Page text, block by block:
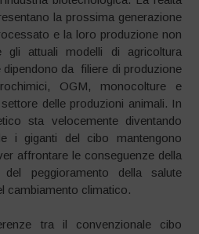
la prossima generazione
e la loro produzione non
attuali modelli di agricoltura
dipendono da filiere di produzione
OGM, monocolture e
delle produzioni animali. In
sta velocemente diventando
i giganti del cibo mantengono
affrontare le conseguenze della
del peggioramento della salute
cambiamento climatico.
tra il convenzionale cibo